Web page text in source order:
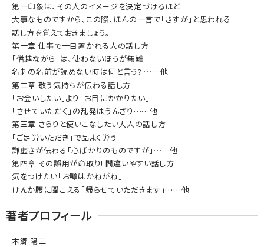
第一印象は、その人のイメージを決定づけるほど
大事なものですから、この際、ほんの一言で「さすが」と思われる
話し方を覚えておきましょう。
第一章 仕事で一目置かれる人の話し方
「僭越ながら」は、使わないほうが無難
名刺の名前が読めない時は何と言う? ……他
第二章 敬う気持ちが伝わる話し方
「お会いしたい」より「お目にかかりたい」
「させていただく」の乱発はうんざり……他
第三章 さらりと使いこなしたい大人の話し方
「ご足労いただき」で品よく労う
謙虚さが伝わる「心ばかりのものですが」……他
第四章 その誤用が命取り! 間違いやすい話し方
気をつけたい「お噂はかねがね」
けんか腰に聞こえる「帰らせていただきます」……他
著者プロフィール
本郷 陽二